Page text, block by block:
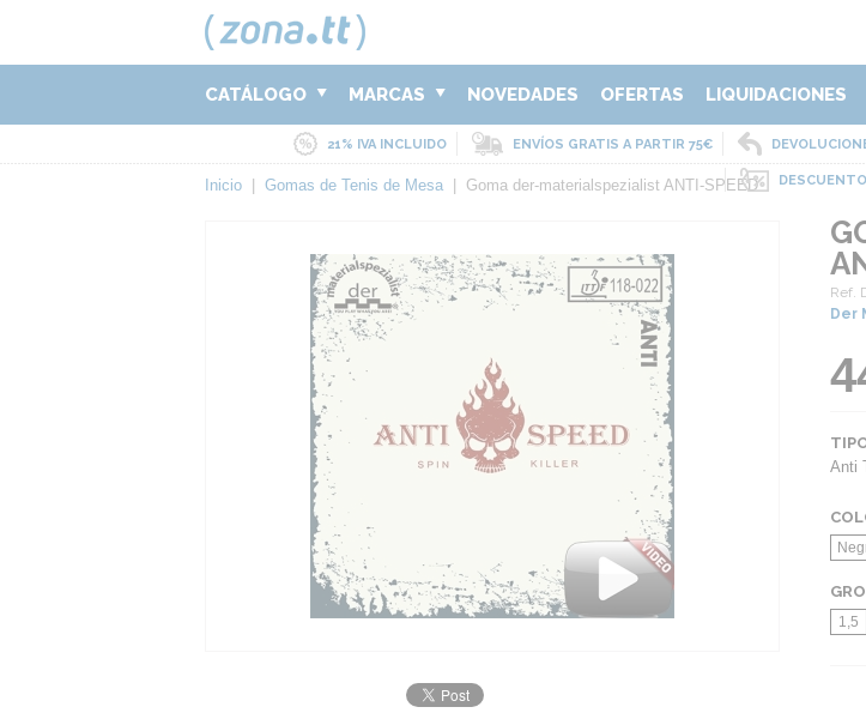
CATÁLOGO MARCAS NOVEDADES OFERTAS LIQUIDACIONES
21% IVA INCLUIDO ENVÍOS GRATIS A PARTIR 75€
Inicio Gomas de Tenis de Mesa Goma der-materialspezialist ANTI-SPEED
Ref.
Der
Anti
1,5